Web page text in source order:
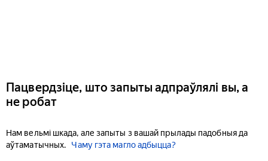
Пацвердзіце, што запыты адпраўлялі вы, а
не робат
Нам вельмі шкада, але запыты з вашай прылады падобныя да
аўтаматычных.
Чаму гэта магло адбыцца?